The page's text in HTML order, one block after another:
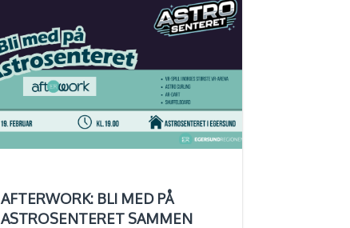
AFTERWORK: BLI MED PÅ
ASTROSENTERET SAMMEN